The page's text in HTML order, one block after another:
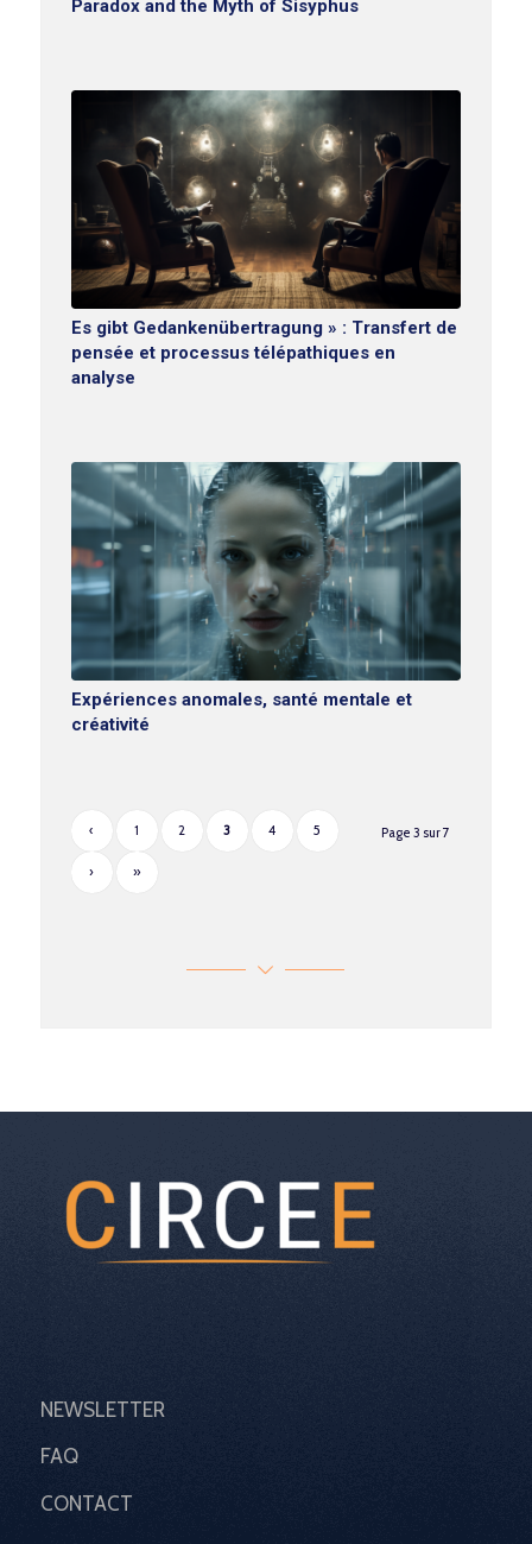
Paradox and the Myth of Sisyphus
Es gibt Gedankenübertragung » : Transfert de
pensée et processus télépathiques en
analyse
Expériences anomales, santé mentale et
créativité
Page 3 sur 7
‹ 1 2 3 4 5
› »
NEWSLETTER
FAQ
CONTACT